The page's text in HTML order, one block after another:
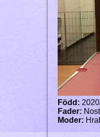
Född:
Fader:
Moder: